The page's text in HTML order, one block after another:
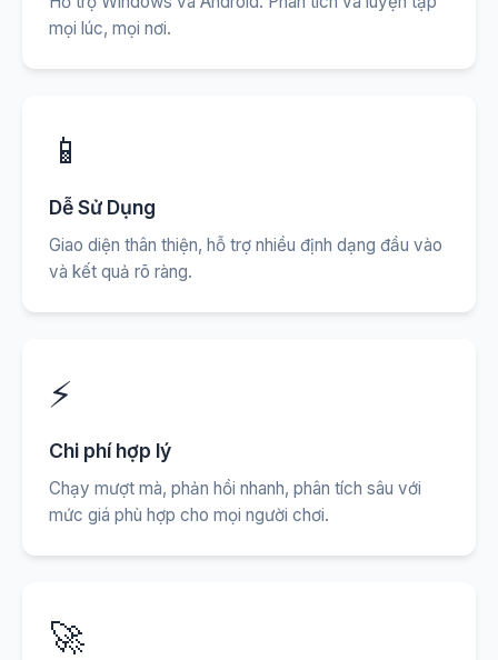
mọi lúc, mọi nơi.
📱
Dễ Sử Dụng
Giao diện thân thiện, hỗ trợ nhiều định dạng đầu vào
và kết quả rõ ràng.
⚡
Chi phí hợp lý
Chạy mượt mà, phản hồi nhanh, phân tích sâu với
mức giá phù hợp cho mọi người chơi.
🚀